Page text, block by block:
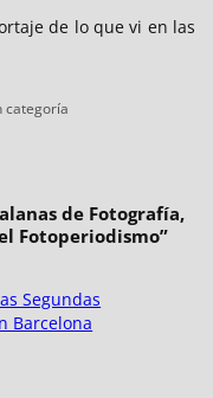
de lo que vi en las
categoría
de Fotografía,
Fotoperiodismo”
Segundas
Barcelona